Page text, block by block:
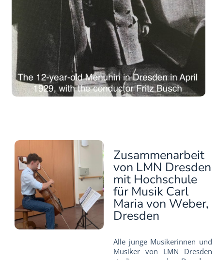
Zusammenarbeit
von LMN Dresden
mit Hochschule
für Musik Carl
Maria von Weber,
Dresden
Alle junge Musikerinnen und
Musiker von LMN Dresden